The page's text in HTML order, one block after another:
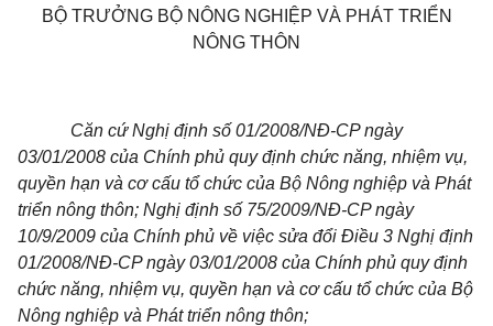
BỘ TRƯỞNG BỘ NÔNG NGHIỆP VÀ PHÁT TRIỂN
NÔNG THÔN
Căn cứ Nghị định số 01/2008/NĐ-CP ngày
03/01/2008 của Chính phủ quy định chức năng, nhiệm vụ,
quyền hạn và cơ cấu tổ chức của Bộ Nông nghiệp và Phát
triển nông thôn; Nghị định số 75/2009/NĐ-CP ngày
10/9/2009 của Chính phủ về việc sửa đổi Điều 3 Nghị định
01/2008/NĐ-CP ngày 03/01/2008 của Chính phủ quy định
chức năng, nhiệm vụ, quyền hạn và cơ cấu tổ chức của Bộ
Nông nghiệp và Phát triển nông thôn;